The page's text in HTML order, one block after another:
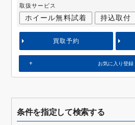
取扱サービス
ホイール無料試着 持込取付
買取予約
お気に入り登録
条件を指定して検索する